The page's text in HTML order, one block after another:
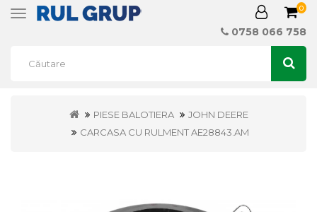
Toggle
0
0758 066 758
PIESE BALOTIERA
JOHN DEERE
CARCASA CU RULMENT AE28843.AM